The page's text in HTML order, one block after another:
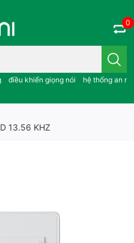
âm thanh đa vùng ; điều
điều khiển giọng nói hệ thống an
0
13.56 KHZ